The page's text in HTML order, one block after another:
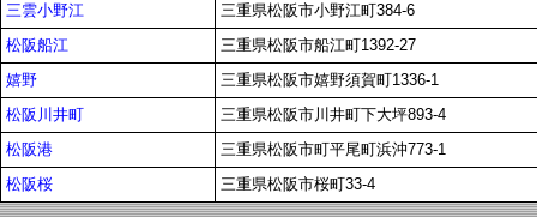
三雲小野江
三重県松阪市小野江町384-6
松阪船江
三重県松阪市船江町1392-27
嬉野
三重県松阪市嬉野須賀町1336-1
松阪川井町
三重県松阪市川井町下大坪893-4
松阪港
三重県松阪市町平尾町浜沖773-1
松阪桜
三重県松阪市桜町33-4